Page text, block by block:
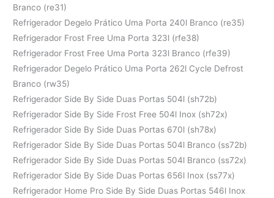
Branco (re31)
Refrigerador Degelo Prático Uma Porta 240l Branco (re35)
Refrigerador Frost Free Uma Porta 323l (rfe38)
Refrigerador Frost Free Uma Porta 323l Branco (rfe39)
Refrigerador Degelo Prático Uma Porta 262l Cycle Defrost
Branco (rw35)
Refrigerador Side By Side Duas Portas 504l (sh72b)
Refrigerador Side By Side Frost Free 504l Inox (sh72x)
Refrigerador Side By Side Duas Portas 670l (sh78x)
Refrigerador Side By Side Duas Portas 504l Branco (ss72b)
Refrigerador Side By Side Duas Portas 504l Branco (ss72x)
Refrigerador Side By Side Duas Portas 656l Inox (ss77x)
Refrigerador Home Pro Side By Side Duas Portas 546l Inox